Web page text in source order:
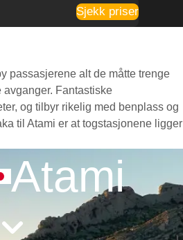
Sjekk priser
passasjerene alt de måtte trenge
Fantastiske
og tilbyr rikelig med benplass og
til Atami er at togstasjonene ligger
Atami